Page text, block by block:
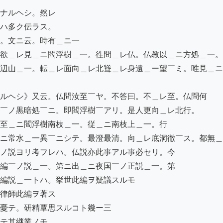
ルヘシ。然レ
多ク伝ラス。
文ニ云。時有＿ニ一
＿レ見＿ニ閻浮樹＿一。徃問＿レ仏。仏教以＿ニ方処＿一
山＿一。転＿レ面向＿レ北聳＿レ身遠＿ー望￣ミ。唯見＿ニ
ヘシ》又云。仏問汝至￣ヤ。不答曰。不＿レ至。仏問何
ノ黒暗処￣ニ。即閻浮樹￣アリ。是人更向＿レ北行。
＿ニ閻浮樹南枝＿一。従＿ニ南枝上＿一。行
常水＿一異￣ニシテ。最澄最清。向＿レ底洞徹￣ス。都無
説ヨリ考フレハ。仏説亦此事アル事必セリ。今
￣ノ説＿一。第ニ出＿ニ夜国￣ノ正説＿一。第
説＿一トハ。挙世此編ヲ疑議スルモ
師此編ヲ著ス
テ。研精覃思スルコト幾ー三